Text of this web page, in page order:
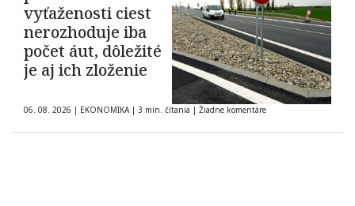
vyťaženosti ciest
nerozhoduje iba
počet áut, dôležité
je aj ich zloženie
06. 08. 2026 | EKONOMIKA | 3 min. čítania | Žiadne komentáre